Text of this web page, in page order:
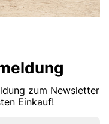
zum Newsletter
Einkauf!